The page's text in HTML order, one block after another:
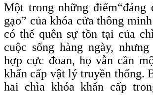
Một trong những điểm“đáng
gạo” của khóa cửa thông
có thể quên sự tồn tại của
cuộc sống hàng ngày,
hợp cực đoan, họ vẫn cần
khẩn cấp vật lý truyền thống.
hai chìa khóa khẩn cấp